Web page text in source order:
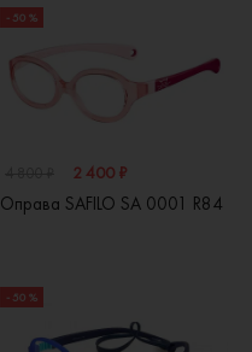
- 50 %
2 400 ₽
Оправа SAFILO SA 0001 R84
- 50 %